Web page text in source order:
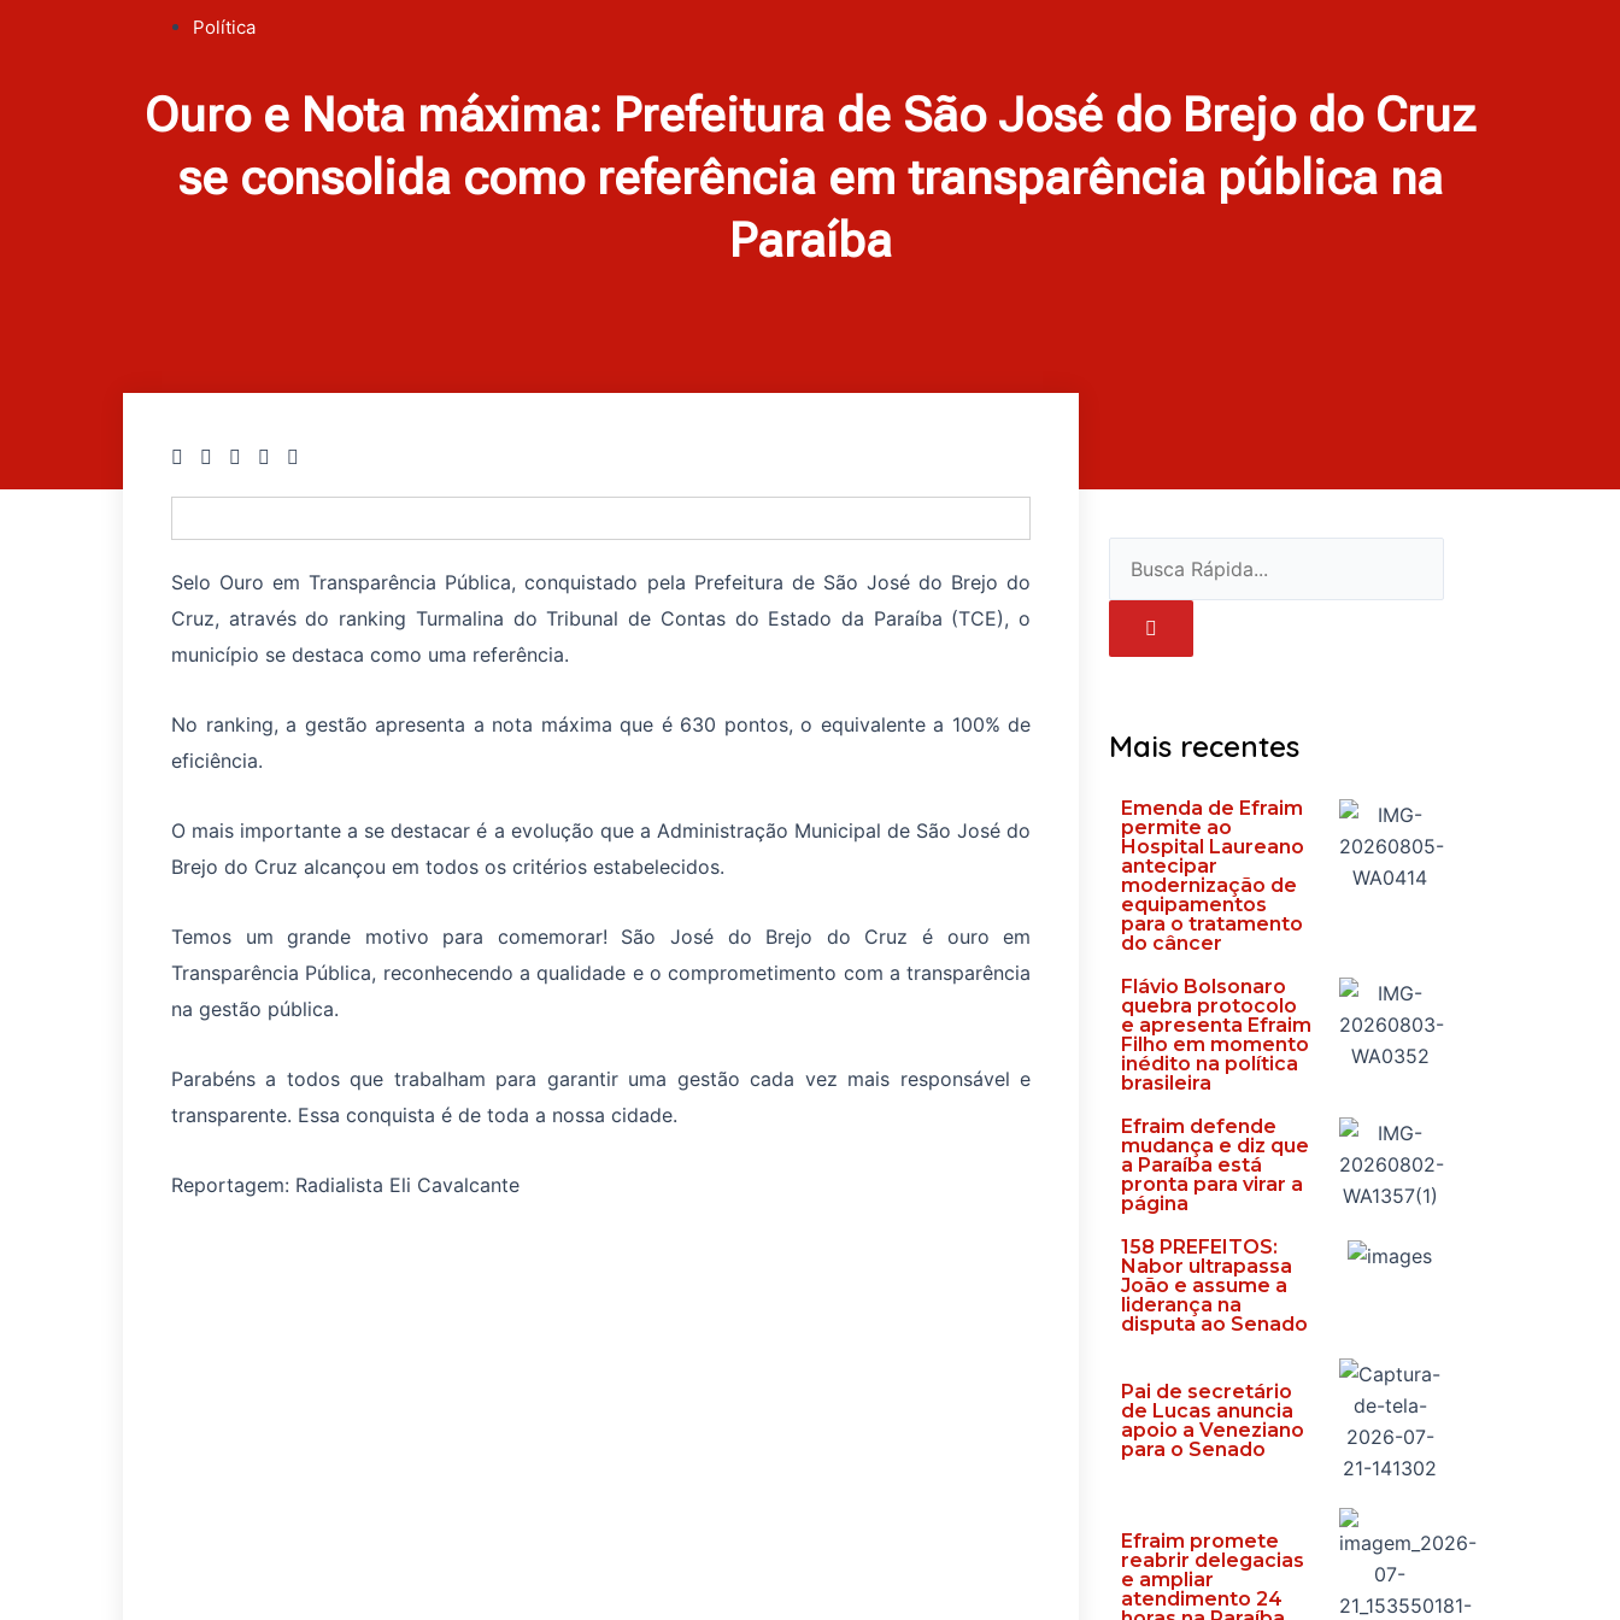
Política
Ouro e Nota máxima: Prefeitura de São José do Brejo do Cruz
se consolida como referência em transparência pública na
Paraíba
Selo Ouro em Transparência Pública, conquistado pela Prefeitura de São José do Brejo do
Cruz, através do ranking Turmalina do Tribunal de Contas do Estado da Paraíba (TCE), o
município se destaca como uma referência.
No ranking, a gestão apresenta a nota máxima que é 630 pontos, o equivalente a 100% de
eficiência.
O mais importante a se destacar é a evolução que a Administração Municipal de São José do
Brejo do Cruz alcançou em todos os critérios estabelecidos.
Temos um grande motivo para comemorar! São José do Brejo do Cruz é ouro em
Transparência Pública, reconhecendo a qualidade e o comprometimento com a transparência
na gestão pública.
Parabéns a todos que trabalham para garantir uma gestão cada vez mais responsável e
transparente. Essa conquista é de toda a nossa cidade.
Reportagem: Radialista Eli Cavalcante
Mais recentes
Emenda de Efraim
permite ao
Hospital Laureano
antecipar
modernização de
equipamentos
para o tratamento
do câncer
Flávio Bolsonaro
quebra protocolo
e apresenta Efraim
Filho em momento
inédito na política
brasileira
Efraim defende
mudança e diz que
a Paraíba está
pronta para virar a
página
158 PREFEITOS:
Nabor ultrapassa
João e assume a
liderança na
disputa ao Senado
Pai de secretário
de Lucas anuncia
apoio a Veneziano
para o Senado
Efraim promete
reabrir delegacias
e ampliar
atendimento 24